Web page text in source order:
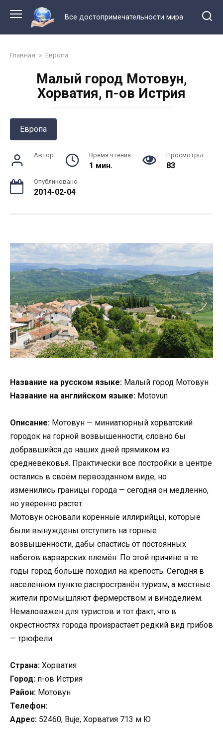
контенту
Все достопримечательности мира
Главная » Европа
Малый город Мотовун,
Хорватия, п-ов Истрия
Европа
Автор Время чтения
1 мин.
Просмотры
83
Опубликовано
2014-02-04
Название на русском языке: Малый город Мотовун
Название на английском языке: Motovun
Описание: Мотовун — миниатюрный хорватский
городок на горной возвышенности, словно бы
добравшийся до наших дней прямиком из
средневековья. Практически все постройки в центре
остались в своём первозданном виде, но
изменились границы города — сегодня он медленно,
но уверенно растет.
Мотовун основали коренные иллирийцы, которые
были вынуждены отступить на горные
возвышенности, дабы спастись от постоянных
набегов варварских племён. По этой причине в те
годы город больше походил на крепость. Сегодня в
населенном пункте распространён туризм, а местные
жители промышляют фермерством и виноделием.
Немаловажен для туристов и тот факт, что в
окрестностях города произрастает редкий вид грибов
— трюфели.
Страна: Хорватия
Город: п-ов Истрия
Район: Мотовун
Телефон:
Адрес: 52460, Buje, Хорватия 713 м Ю